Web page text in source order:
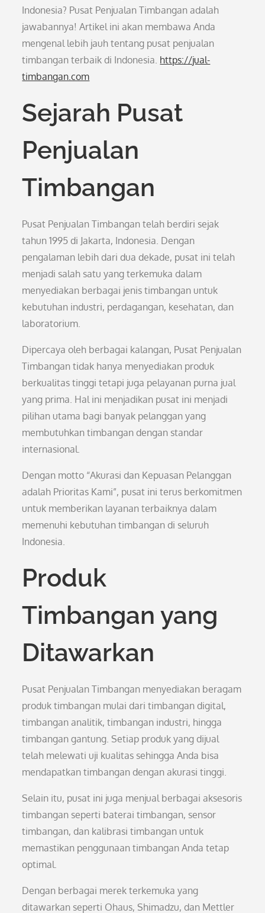
Indonesia? Pusat Penjualan Timbangan adalah
jawabannya! Artikel ini akan membawa Anda
mengenal lebih jauh tentang pusat penjualan
timbangan terbaik di Indonesia. https://jual-
timbangan.com
Sejarah Pusat
Penjualan
Timbangan
Pusat Penjualan Timbangan telah berdiri sejak
tahun 1995 di Jakarta, Indonesia. Dengan
pengalaman lebih dari dua dekade, pusat ini telah
menjadi salah satu yang terkemuka dalam
menyediakan berbagai jenis timbangan untuk
kebutuhan industri, perdagangan, kesehatan, dan
laboratorium.
Dipercaya oleh berbagai kalangan, Pusat Penjualan
Timbangan tidak hanya menyediakan produk
berkualitas tinggi tetapi juga pelayanan purna jual
yang prima. Hal ini menjadikan pusat ini menjadi
pilihan utama bagi banyak pelanggan yang
membutuhkan timbangan dengan standar
internasional.
Dengan motto “Akurasi dan Kepuasan Pelanggan
adalah Prioritas Kami”, pusat ini terus berkomitmen
untuk memberikan layanan terbaiknya dalam
memenuhi kebutuhan timbangan di seluruh
Indonesia.
Produk
Timbangan yang
Ditawarkan
Pusat Penjualan Timbangan menyediakan beragam
produk timbangan mulai dari timbangan digital,
timbangan analitik, timbangan industri, hingga
timbangan gantung. Setiap produk yang dijual
telah melewati uji kualitas sehingga Anda bisa
mendapatkan timbangan dengan akurasi tinggi.
Selain itu, pusat ini juga menjual berbagai aksesoris
timbangan seperti baterai timbangan, sensor
timbangan, dan kalibrasi timbangan untuk
memastikan penggunaan timbangan Anda tetap
optimal.
Dengan berbagai merek terkemuka yang
ditawarkan seperti Ohaus, Shimadzu, dan Mettler